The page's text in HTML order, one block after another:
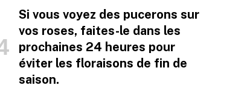
Si vous voyez des pucerons sur
vos roses, faites-le dans les
prochaines 24 heures pour
éviter les floraisons de fin de
saison.